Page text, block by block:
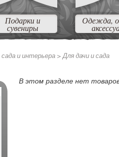
Подарки и
сувениры
Одежда,
и интерьера >Для дачи и сада
В этом разделе нет